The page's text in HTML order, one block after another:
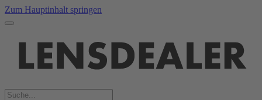
Zum Hauptinhalt springen